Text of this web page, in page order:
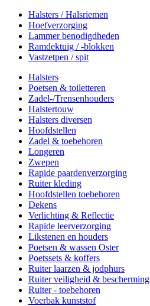
Halsters / Halsriemen
Hoefverzorging
Lammer benodigdheden
Ramdektuig / -blokken
Vastzetpen / spit
Halsters
Poetsen & toiletteren
Zadel-/Trensenhouders
Halstertouw
Halsters diversen
Hoofdstellen
Zadel & toebehoren
Longeren
Zwepen
Rapide paardenverzorging
Ruiter kleding
Hoofdstellen toebehoren
Dekens
Verlichting & Reflectie
Rapide leerverzorging
Likstenen en houders
Poetsen & wassen Oster
Poetssets & koffers
Ruiter laarzen & jodphurs
Ruiter veiligheid & bescherming
Ruiter - toebehoren
Voerbak kunststof